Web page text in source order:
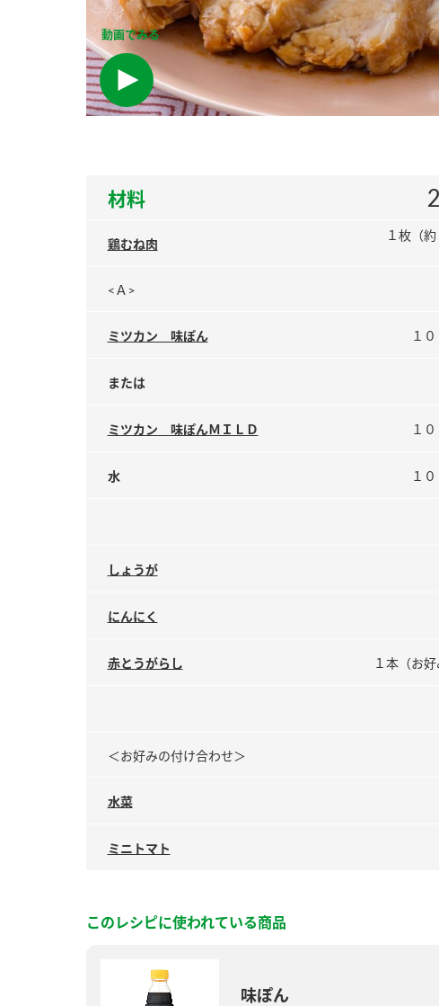
動画でみる
材料 2
鶏むね肉
１枚（
<Ａ>
ミツカン 味ぽん １
または
ミツカン 味ぽんＭＩＬＤ １
水 １
しょうが
にんにく
赤とうがらし １本（お好
＜お好みの付け合わせ＞
水菜
ミニトマト
このレシピに使われている商品
味ぽん